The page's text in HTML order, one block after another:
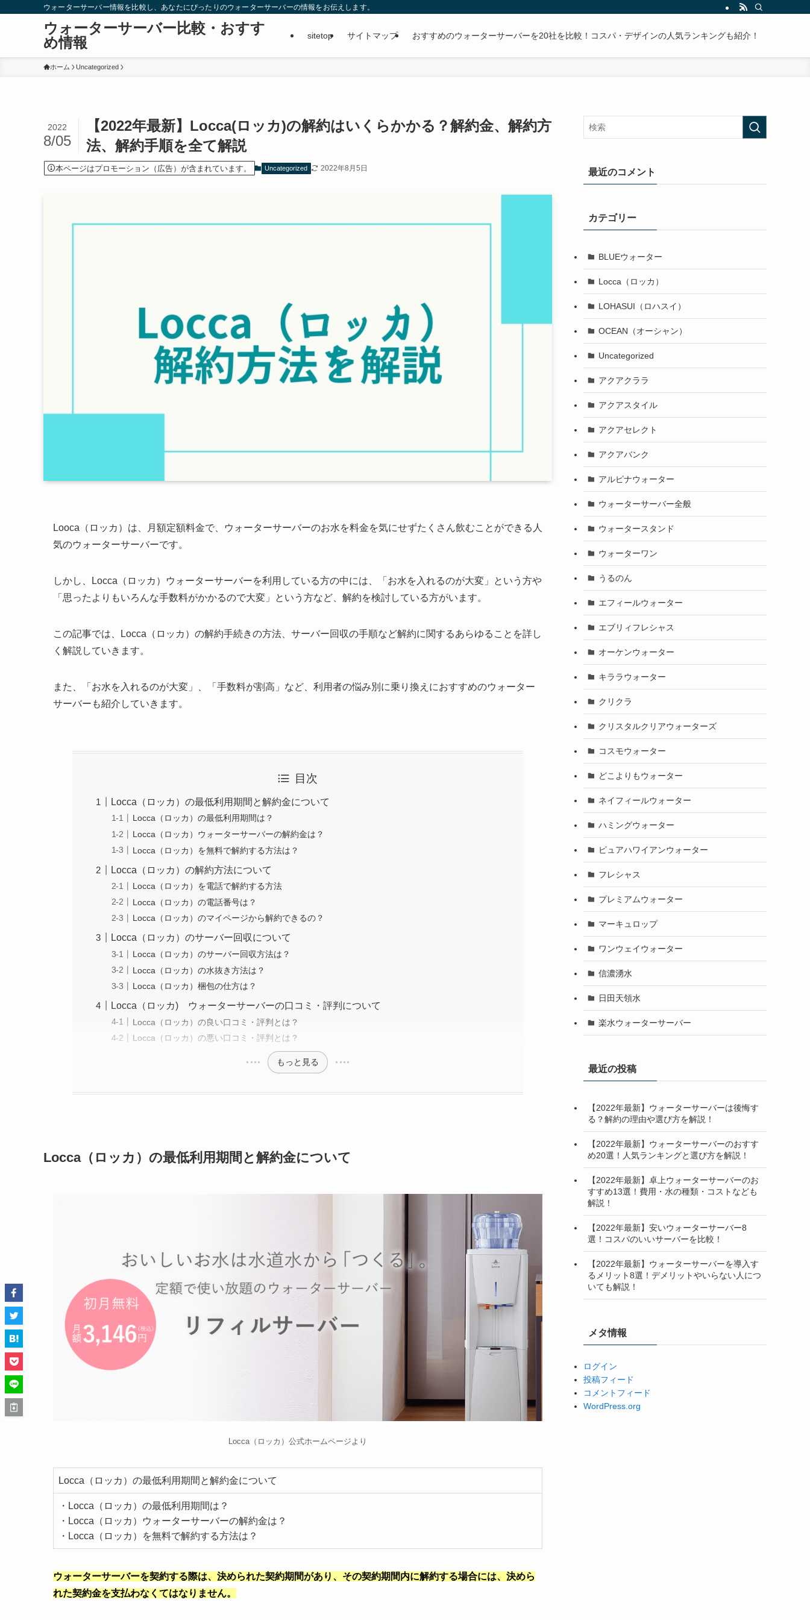
ウォーターサーバー情報を比較し、あなたにぴったりのウォーターサーバーの情報をお伝えします。
ウォーターサーバー比較・おすす
め情報
sitetop サイトマップ おすすめのウォーターサーバーを20社を比較！コスパ・デザインの人気ランキングも紹介！
ホーム Uncategorized
【2022年最新】Locca(ロッカ)の解約はいくらかかる？解約金、解約方
法、解約手順を全て解説
2022
8/05
本ページはプロモーション（広告）が含まれています。 Uncategorized 2022年8月5日
Looca（ロッカ）は、月額定額料金で、ウォーターサーバーのお水を料金を気にせずたくさん飲むことができる人
気のウォーターサーバーです。
しかし、Locca（ロッカ）ウォーターサーバーを利用している方の中には、「お水を入れるのが大変」という方や
「思ったよりもいろんな手数料がかかるので大変」という方など、解約を検討している方がいます。
この記事では、Locca（ロッカ）の解約手続きの方法、サーバー回収の手順など解約に関するあらゆることを詳し
く解説していきます。
また、「お水を入れるのが大変」、「手数料が割高」など、利用者の悩み別に乗り換えにおすすめのウォーター
サーバーも紹介していきます。
目次
Locca（ロッカ）の最低利用期間と解約金について
Locca（ロッカ）の最低利用期間は？
Locca（ロッカ）ウォーターサーバーの解約金は？
Locca（ロッカ）を無料で解約する方法は？
Locca（ロッカ）の解約方法について
Locca（ロッカ）を電話で解約する方法
Locca（ロッカ）の電話番号は？
Locca（ロッカ）のマイページから解約できるの？
Locca（ロッカ）のサーバー回収について
Locca（ロッカ）のサーバー回収方法は？
Locca（ロッカ）の水抜き方法は？
Locca（ロッカ）梱包の仕方は？
Locca（ロッカ) ウォーターサーバーの口コミ・評判について
Locca（ロッカ）の良い口コミ・評判とは？
Locca（ロッカ）の悪い口コミ・評判とは？
もっと見る
Locca（ロッカ）の最低利用期間と解約金について
Locca（ロッカ）公式ホームページより
Locca（ロッカ）の最低利用期間と解約金について
・Locca（ロッカ） の最低利用期間は？
・ Locca（ロッカ）
ウォーターサーバーの解約金は？
・ Locca（ロッカ） を無料で解約する方法は？
ウォーターサーバーを契約する際は、決められた契約期間があり、その契約期間内に解約する場合には、決めら
れた契約金を支払わなくてはなりません。
最近のコメント
カテゴリー
BLUEウォーター
Locca（ロッカ）
LOHASUI（ロハスイ）
OCEAN（オーシャン）
Uncategorized
アクアクララ
アクアスタイル
アクアセレクト
アクアバンク
アルピナウォーター
ウォーターサーバー全般
ウォータースタンド
ウォーターワン
うるのん
エフィールウォーター
エブリィフレシャス
オーケンウォーター
キララウォーター
クリクラ
クリスタルクリアウォーターズ
コスモウォーター
どこよりもウォーター
ネイフィールウォーター
ハミングウォーター
ピュアハワイアンウォーター
フレシャス
プレミアムウォーター
マーキュロップ
ワンウェイウォーター
信濃湧水
日田天領水
楽水ウォーターサーバー
最近の投稿
【2022年最新】ウォーターサーバーは後悔す
る？解約の理由や選び方を解説！
【2022年最新】ウォーターサーバーのおすす
め20選！人気ランキングと選び方を解説！
【2022年最新】卓上ウォーターサーバーのお
すすめ13選！費用・水の種類・コストなども
解説！
【2022年最新】安いウォーターサーバー8
選！コスパのいいサーバーを比較！
【2022年最新】ウォーターサーバーを導入す
るメリット8選！デメリットやいらない人につ
いても解説！
メタ情報
ログイン
投稿フィード
コメントフィード
WordPress.org